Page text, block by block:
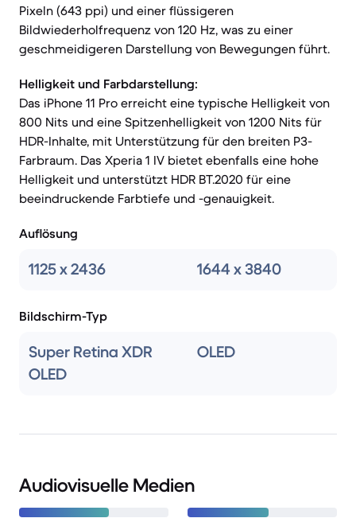
Pixeln (643 ppi) und einer flüssigeren
Bildwiederholfrequenz von 120 Hz, was zu einer
geschmeidigeren Darstellung von Bewegungen führt.
Helligkeit und Farbdarstellung:
Das iPhone 11 Pro erreicht eine typische Helligkeit von
800 Nits und eine Spitzenhelligkeit von 1200 Nits für
HDR-Inhalte, mit Unterstützung für den breiten P3-
Farbraum. Das Xperia 1 IV bietet ebenfalls eine hohe
Helligkeit und unterstützt HDR BT.2020 für eine
beeindruckende Farbtiefe und -genauigkeit.
Auflösung
1125 x 2436 1644 x 3840
Bildschirm-Typ
Super Retina XDR
OLED
OLED
Audiovisuelle Medien